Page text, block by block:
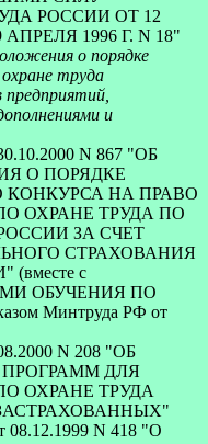
РОССИИ ОТ 12
1996 Г. N 18"
о порядке
охране труда
предприятий,
и
N 867 "ОБ
О ПОРЯДКЕ
НА ПРАВО
ОХРАНЕ ТРУДА ПО
ЗА СЧЕТ
СТРАХОВАНИЯ
с
ОБУЧЕНИЯ ПО
Минтруда РФ от
N 208 "ОБ
ДЛЯ
ОХРАНЕ ТРУДА
N 418 "О